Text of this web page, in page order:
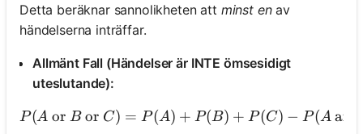
Detta beräknar sannolikheten att minst enav
händelserna inträffar.
Allmänt Fall (Händelser är INTE ömsesidigt
uteslutande):
P(A or Bor C) = P(A) + P(B) + P(C) − P(A